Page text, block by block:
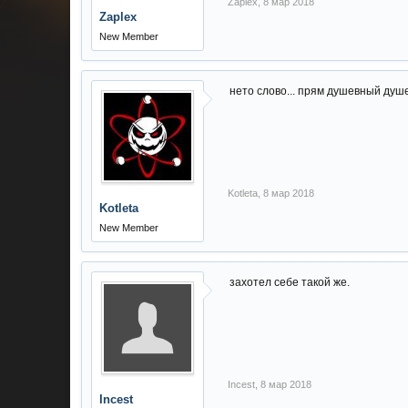
Zaplex
New Member
Kotleta
New Member
нето слово... прям душевный
Kotleta 8 мар 2018
Incest
захотел себе такой же.
Incest 8 мар 2018